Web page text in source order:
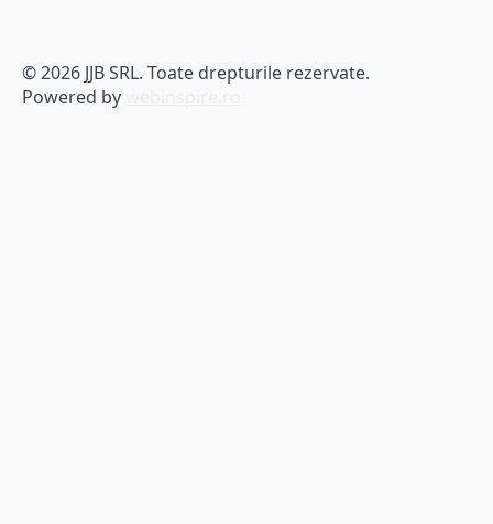
© 2026 JJB SRL. Toate drepturile rezervate.
Powered by